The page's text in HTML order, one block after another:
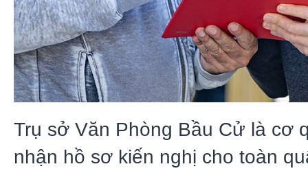
Trụ sở Văn Phòng Bầu Cử là cơ
nhận hồ sơ kiến nghị cho toàn